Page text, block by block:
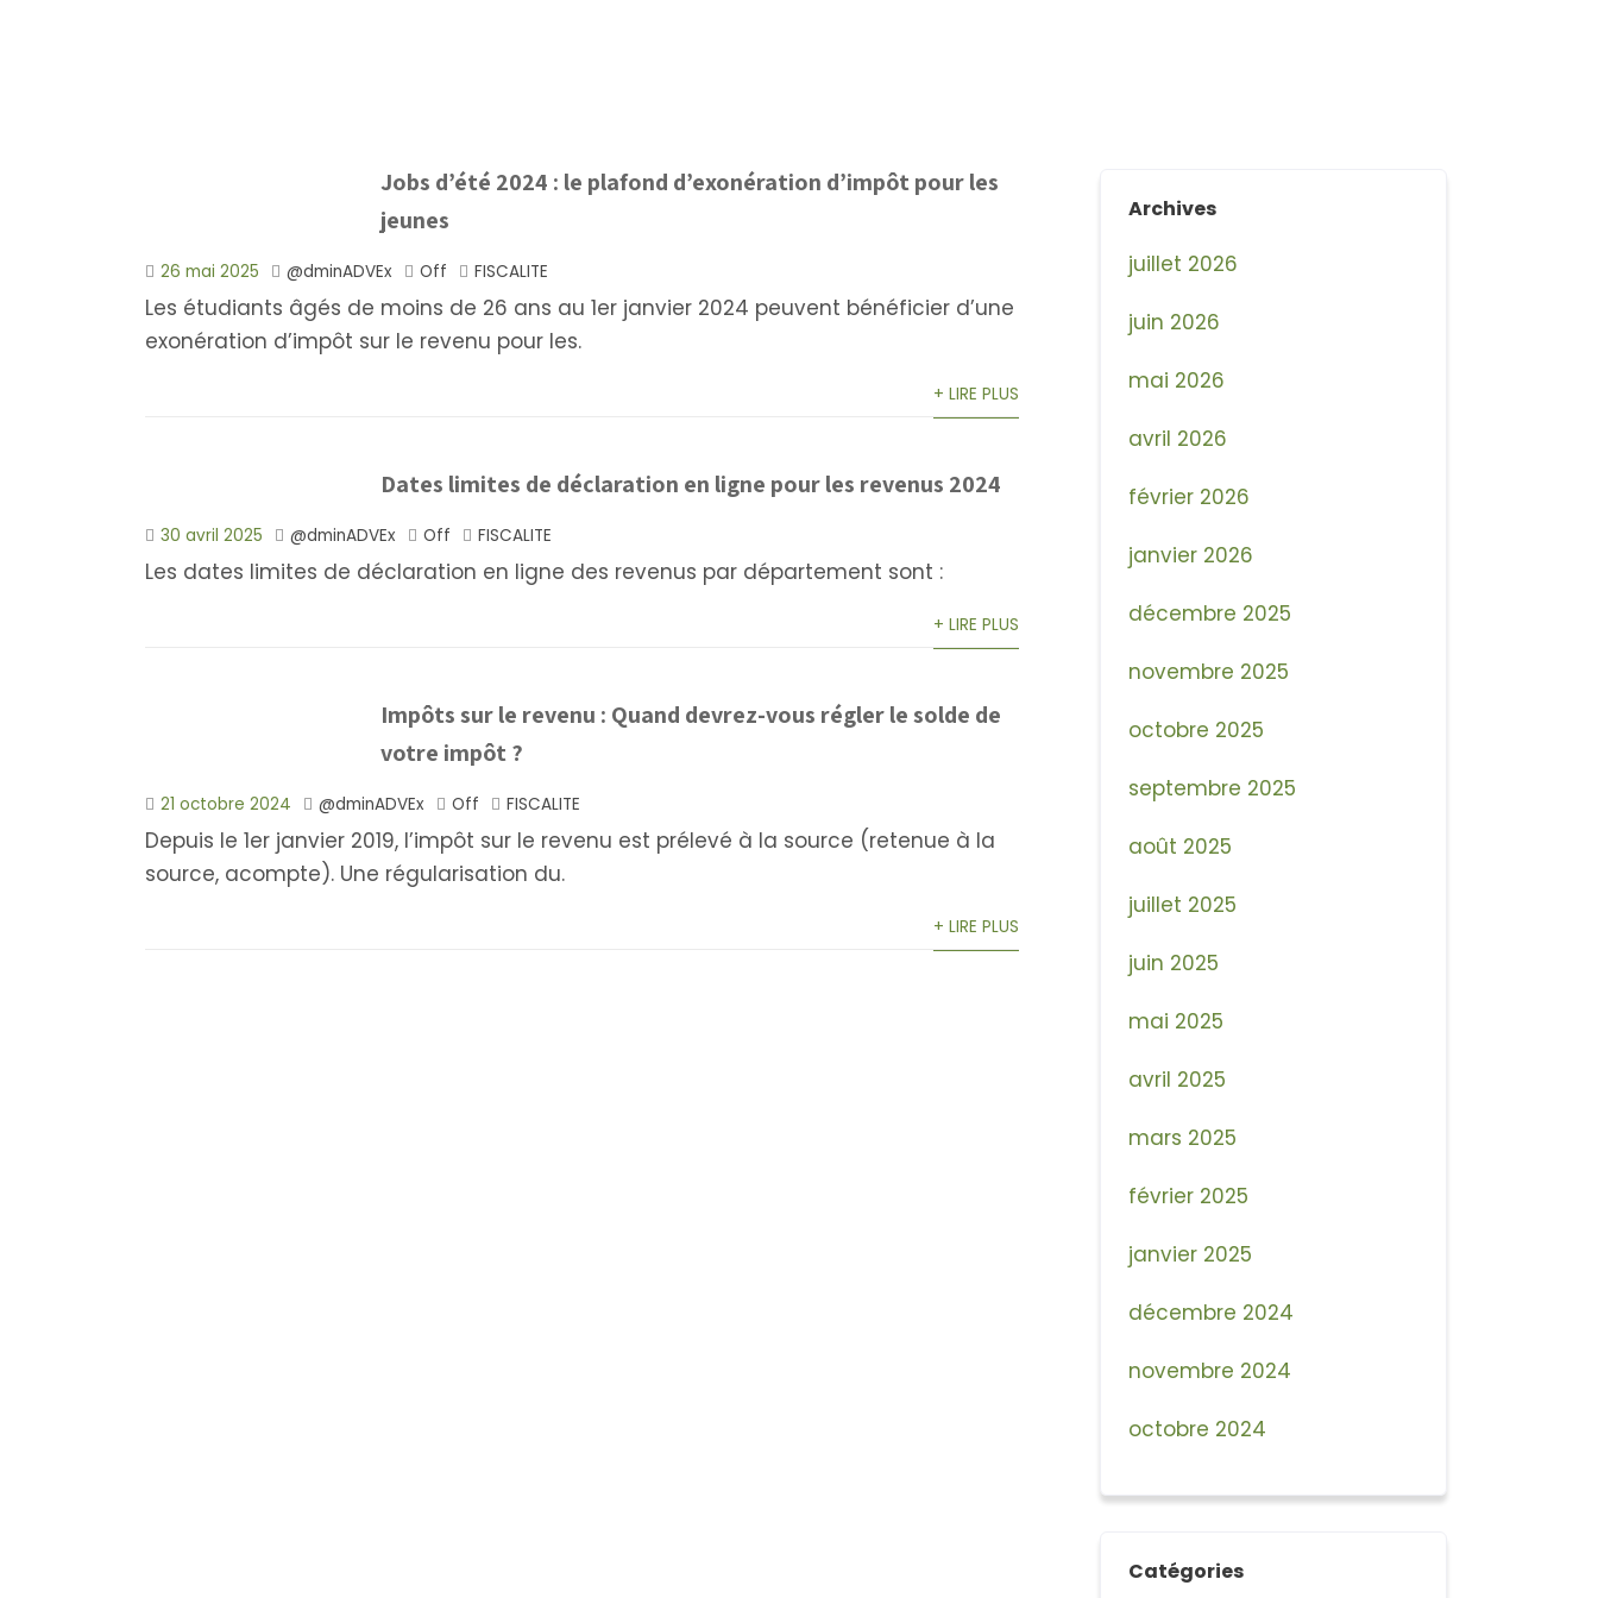
Jobs d’été 2024 : le plafond d’exonération d’impôt pour les
jeunes
26 mai 2025 @dminADVEx Off FISCALITE
Les étudiants âgés de moins de 26 ans au 1er janvier 2024 peuvent bénéficier d’une
exonération d’impôt sur le revenu pour les.
+ LIRE PLUS
Dates limites de déclaration en ligne pour les revenus 2024
30 avril 2025 @dminADVEx Off FISCALITE
Les dates limites de déclaration en ligne des revenus par département sont :
+ LIRE PLUS
Impôts sur le revenu : Quand devrez-vous régler le solde de
votre impôt ?
21 octobre 2024 @dminADVEx Off FISCALITE
Depuis le 1er janvier 2019, l’impôt sur le revenu est prélevé à la source (retenue à la
source, acompte). Une régularisation du.
+ LIRE PLUS
Archives
juillet 2026
juin 2026
mai 2026
avril 2026
février 2026
janvier 2026
décembre 2025
novembre 2025
octobre 2025
septembre 2025
août 2025
juillet 2025
juin 2025
mai 2025
avril 2025
mars 2025
février 2025
janvier 2025
décembre 2024
novembre 2024
octobre 2024
Catégories